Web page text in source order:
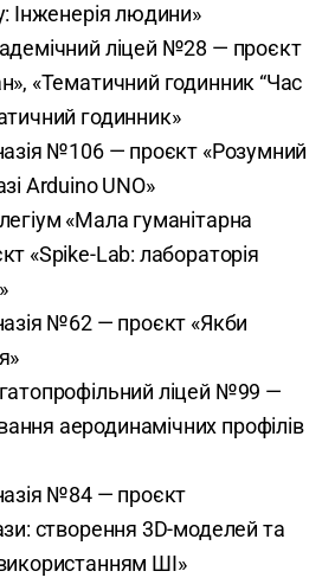
Інженерія людини»
ліцей №28 — проєкт
«Тематичний годинник “Час
годинник»
№106 — проєкт «Розумний
Arduino UNO»
«Мала гуманітарна
«Spike-Lab: лабораторія
№62 — проєкт «Якби
ліцей №99 —
аеродинамічних профілів
№84 — проєкт
створення 3D-моделей та
ШІ»